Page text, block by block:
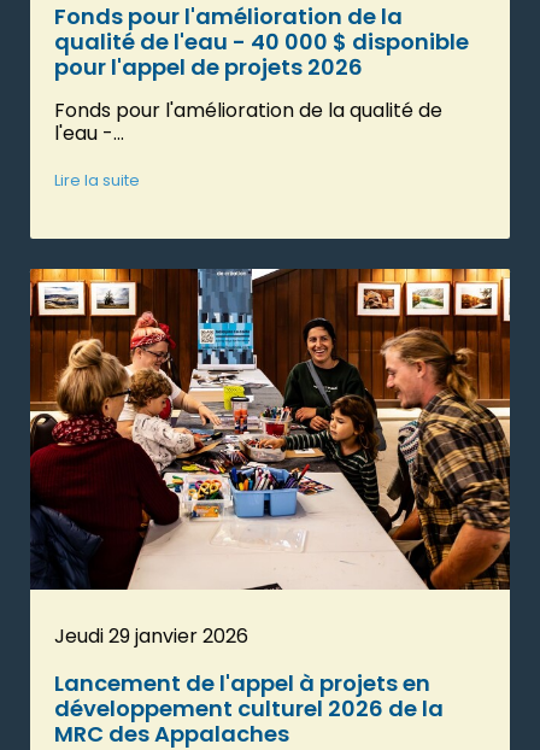
Fonds pour l'amélioration de la
qualité de l'eau - 40 000 $ disponible
pour l'appel de projets 2026
Fonds pour l'amélioration de la qualité de
l'eau -...
Lire la suite
Jeudi 29 janvier 2026
Lancement de l'appel à projets en
développement culturel 2026 de la
MRC des Appalaches